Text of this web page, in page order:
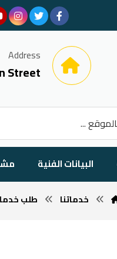
Address
Street
البيانات الفنية
خدماتنا طلب